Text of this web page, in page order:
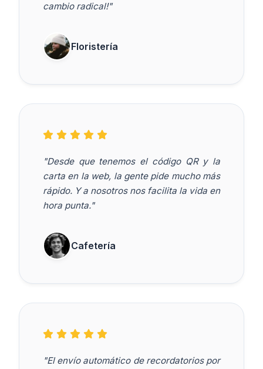
cambio radical!"
Floristería
"Desde que tenemos el código QR y la
carta en la web, la gente pide mucho más
rápido. Y a nosotros nos facilita la vida en
hora punta."
Cafetería
"El envío automático de recordatorios por